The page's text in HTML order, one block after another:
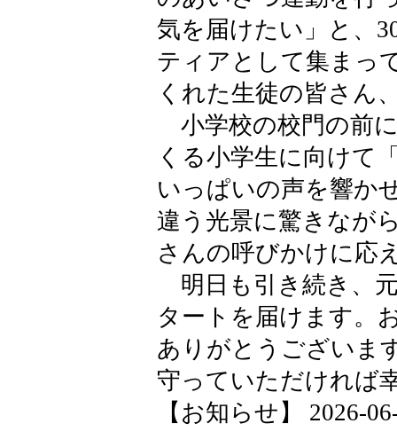
気を届けたい」と、
ティアとして集まっ
くれた生徒の皆さん
小学校の校門の前
くる小学生に向けて
いっぱいの声を響か
違う光景に驚きなが
さんの呼びかけに応
明日も引き続き、
タートを届けます。
ありがとうございま
守っていただければ
【お知らせ】 2026-